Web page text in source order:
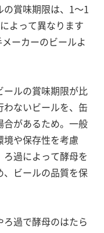
賞味期限は、1〜1
よって異なります
ーカーのビールよ
ールの賞味期限が比
わないビールを、缶
合があるため。一般
境や保存性を考慮
ろ過によって酵母を
、ビールの品質を保
過で酵母のはたら